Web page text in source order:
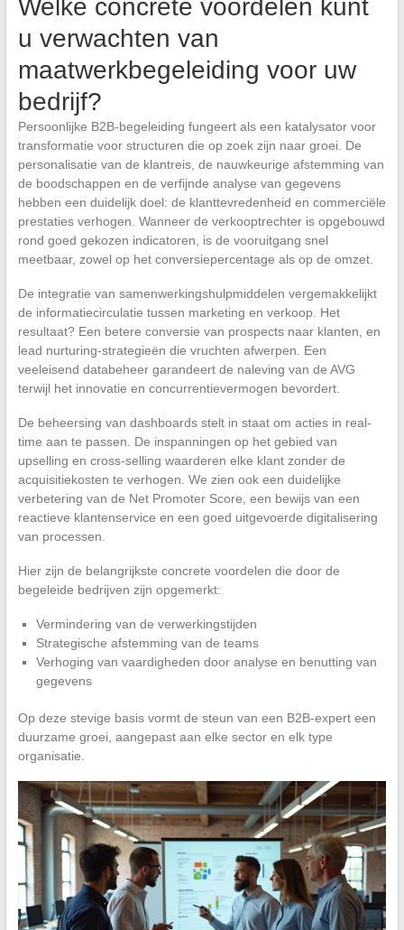
Welke concrete voordelen kunt
u verwachten van
maatwerkbegeleiding voor uw
bedrijf?
Persoonlijke B2B-begeleiding fungeert als een katalysator voor
transformatie voor structuren die op zoek zijn naar groei. De
personalisatie van de klantreis, de nauwkeurige afstemming van
de boodschappen en de verfijnde analyse van gegevens
hebben een duidelijk doel: de klanttevredenheid en commerciële
prestaties verhogen. Wanneer de verkooptrechter is opgebouwd
rond goed gekozen indicatoren, is de vooruitgang snel
meetbaar, zowel op het conversiepercentage als op de omzet.
De integratie van samenwerkingshulpmiddelen vergemakkelijkt
de informatiecirculatie tussen marketing en verkoop. Het
resultaat? Een betere conversie van prospects naar klanten, en
lead nurturing-strategieën die vruchten afwerpen. Een
veeleisend databeheer garandeert de naleving van de AVG
terwijl het innovatie en concurrentievermogen bevordert.
De beheersing van dashboards stelt in staat om acties in real-
time aan te passen. De inspanningen op het gebied van
upselling en cross-selling waarderen elke klant zonder de
acquisitiekosten te verhogen. We zien ook een duidelijke
verbetering van de Net Promoter Score, een bewijs van een
reactieve klantenservice en een goed uitgevoerde digitalisering
van processen.
Hier zijn de belangrijkste concrete voordelen die door de
begeleide bedrijven zijn opgemerkt:
Vermindering van de verwerkingstijden
Strategische afstemming van de teams
Verhoging van vaardigheden door analyse en benutting van
gegevens
Op deze stevige basis vormt de steun van een B2B-expert een
duurzame groei, aangepast aan elke sector en elk type
organisatie.